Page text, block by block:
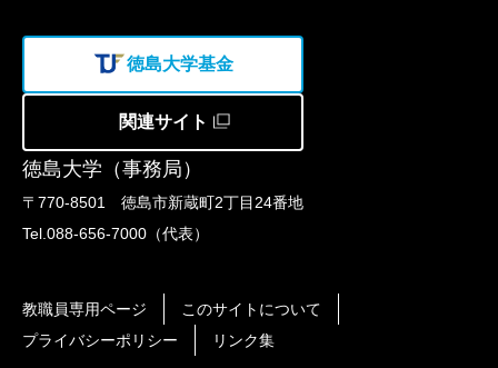
徳島大学（事務局）
〒770-8501 徳島市新蔵町2丁目24番地
Tel.088-656-7000（代表）
徳島大学基金
関連サイト
教職員専用ページ
このサイトについて
プライバシーポリシー
リンク集